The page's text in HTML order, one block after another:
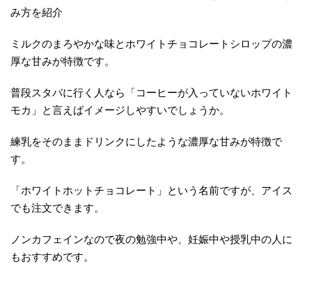
ミルクのまろやかな味とホワイトチョコレートシロップの濃
厚な甘みが特徴です。
普段スタバに行く人なら「コーヒーが入っていないホワイト
モカ」と言えばイメージしやすいでしょうか。
練乳をそのままドリンクにしたような濃厚な甘みが特徴で
す。
「ホワイトホットチョコレート」という名前ですが、アイス
でも注文できます。
ノンカフェインなので夜の勉強中や、妊娠中や授乳中の人に
もおすすめです。